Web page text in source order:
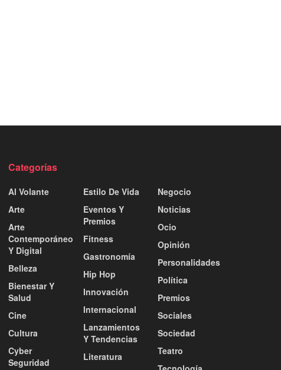
Categorías
Al Volante
Arte
Arte
Contemporáneo
Y Digital
Belleza
Bienestar Y
Salud
Cine
Cultura
Cyber
Seguridad
Estilo De Vida
Eventos Y
Premios
Fitness
Gastronomía
Hip Hop
Innovación
Internacional
Lanzamientos
Y Tendencias
Literatura
Negocio
Noticias
Ocio
Opinión
Personalidades
Política
Premios
Sociales
Sociedad
Teatro